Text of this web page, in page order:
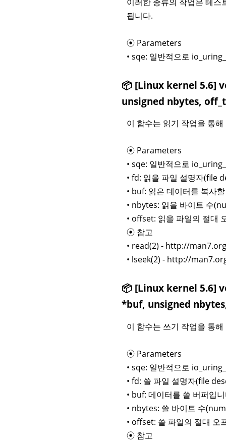
됩니다.
⦿ Parameters
• sqe: 일반적으로
📦 [Linux kernel 5.6]
unsigned nbytes,
이 함수는 읽기 작업을 통
⦿ Parameters
• sqe: 일반적으로
• fd: 읽을 파일 설명자(file
• buf: 읽은 데이터를 복사
• nbytes: 읽을 바이트 수
• offset: 읽을 파일의 절대
⦿ 참고
• read(2) - http://
• lseek(2) - http://
📦 [Linux kernel 5.6]
*buf, unsigned
이 함수는 쓰기 작업을 통
⦿ Parameters
• sqe: 일반적으로
• fd: 쓸 파일 설명자(file
• buf: 데이터를 쓸 버퍼입
• nbytes: 쓸 바이트 수
• offset: 쓸 파일의 절대
⦿ 참고